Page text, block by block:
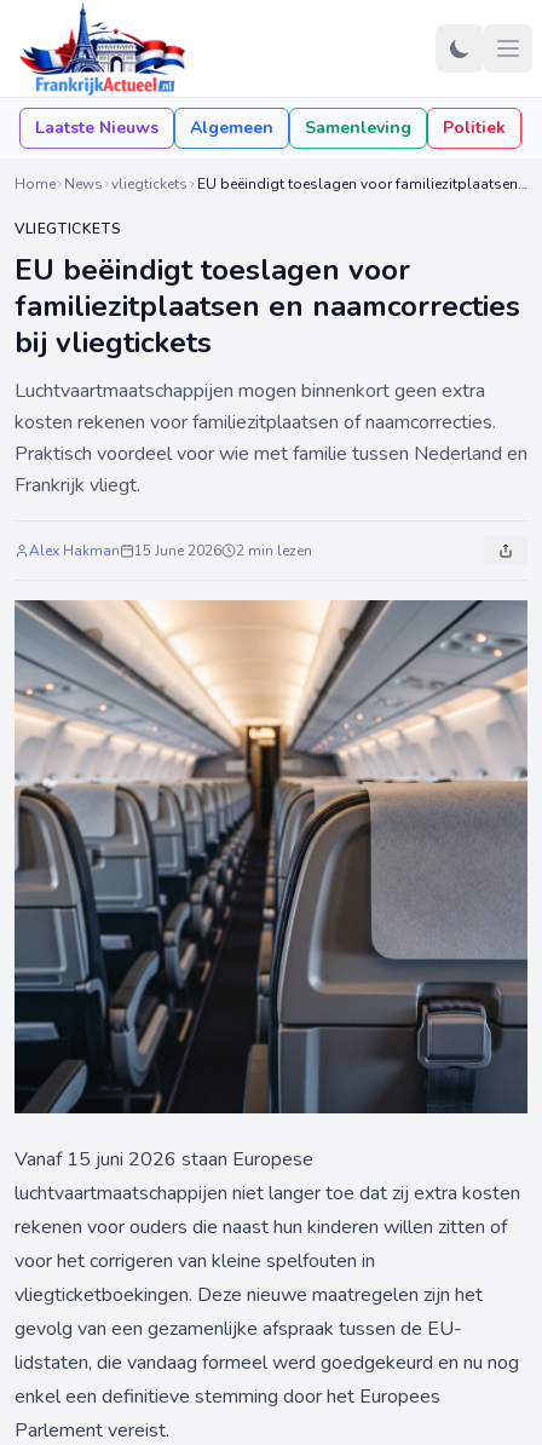
Laatste Nieuws Algemeen Samenleving Politiek
Home News vliegtickets EU beëindigt toeslagen voor familiezitplaatsen en naamcorrecties bij vliegtickets
VLIEGTICKETS
EU beëindigt toeslagen voor
familiezitplaatsen en naamcorrecties
bij vliegtickets
Luchtvaartmaatschappijen mogen binnenkort geen extra
kosten rekenen voor familiezitplaatsen of naamcorrecties.
Praktisch voordeel voor wie met familie tussen Nederland en
Frankrijk vliegt.
Alex Hakman 15 June 2026 2 min lezen
Vanaf 15 juni 2026 staan Europese
luchtvaartmaatschappijen niet langer toe dat zij extra kosten
rekenen voor ouders die naast hun kinderen willen zitten of
voor het corrigeren van kleine spelfouten in
vliegticketboekingen. Deze nieuwe maatregelen zijn het
gevolg van een gezamenlijke afspraak tussen de EU-
lidstaten, die vandaag formeel werd goedgekeurd en nu nog
enkel een definitieve stemming door het Europees
Parlement vereist.